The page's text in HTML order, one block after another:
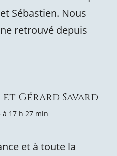
Sébastien. Nous
retrouvé depuis
et Gérard Savard
à 17 h 27 min
et à toute la